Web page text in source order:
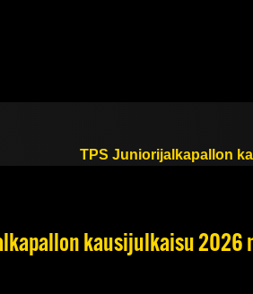
kausijulkaisu 2026